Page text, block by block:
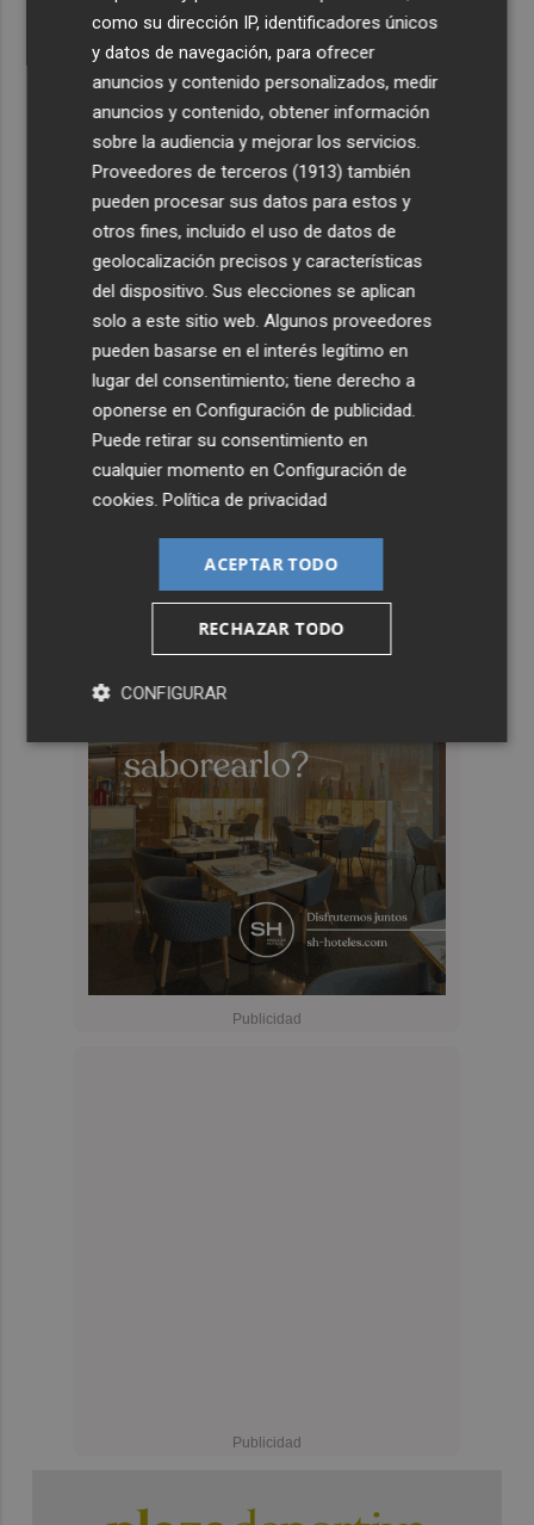
como su dirección IP, identificadores únicos
y datos de navegación, para ofrecer
anuncios y contenido personalizados, medir
anuncios y contenido, obtener información
sobre la audiencia y mejorar los servicios.
Proveedores de terceros (1913) también
pueden procesar sus datos para estos y
otros fines, incluido el uso de datos de
geolocalización precisos y características
del dispositivo. Sus elecciones se aplican
solo a este sitio web. Algunos proveedores
pueden basarse en el interés legítimo en
lugar del consentimiento; tiene derecho a
oponerse enConfiguración de publicidad.
Puede retirar su consentimiento en
cualquier momento enConfiguración de
cookies.Política de privacidad
ACEPTAR TODO
RECHAZAR TODO
CONFIGURAR